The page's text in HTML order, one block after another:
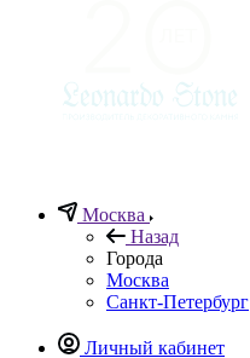
Москва
Назад
Города
Москва
Санкт-Петербург
Личный кабинет